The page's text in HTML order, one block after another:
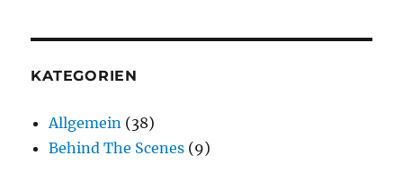
KATEGORIEN
Allgemein (38)
Behind The Scenes (9)